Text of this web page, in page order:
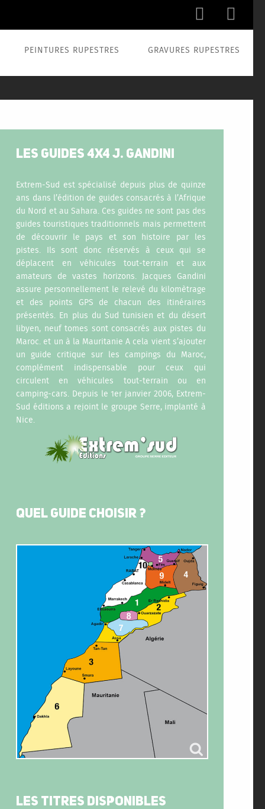
 
PEINTURES RUPESTRES GRAVURES RUPESTRES
LES GUIDES 4X4 J. GANDINI
Extrem-Sud est spécialisé depuis plus de quinze
ans dans l’édition de guides consacrés à l’Afrique
du Nord et au Sahara. Ces guides ne sont pas des
guides touristiques traditionnels mais permettent
de découvrir le pays et son histoire par les
pistes. Ils sont donc réservés à ceux qui se
déplacent en véhicules tout-terrain et aux
amateurs de vastes horizons. Jacques Gandini
assure personnellement le relevé du kilomètrage
et des points GPS de chacun des itinéraires
présentés. En plus du Sud tunisien et du désert
libyen, neuf tomes sont consacrés aux pistes du
Maroc. et un à la Mauritanie A cela vient s’ajouter
un guide critique sur les campings du Maroc,
complément indispensable pour ceux qui
circulent en véhicules tout-terrain ou en
camping-cars. Depuis le 1er janvier 2006, Extrem-
Sud éditions a rejoint le groupe Serre, implanté à
Nice.
QUEL GUIDE CHOISIR ?
LES TITRES DISPONIBLES